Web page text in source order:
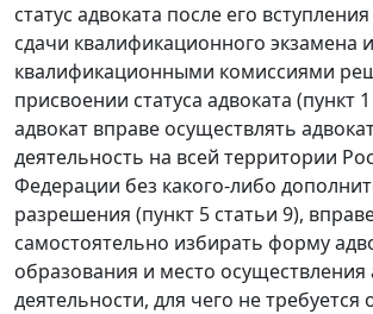
статус адвоката после его
сдачи квалификационного экзамена
квалификационными комиссиями
присвоении статуса адвоката (пункт
адвокат вправе осуществлять
деятельность на всей территории
Федерации без какого-либо
разрешения (пункт 5 статьи 9),
самостоятельно избирать форму
образования и место осуществления
деятельности, для чего не требуется